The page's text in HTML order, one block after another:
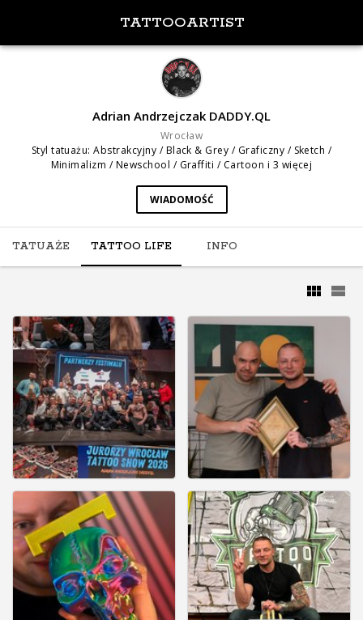
TATTOOARTIST
Adrian Andrzejczak DADDY.QL
Wrocław
Styl tatuażu: Abstrakcyjny / Black & Grey / Graficzny / Sketch /
Minimalizm / Newschool / Graffiti / Cartoon i 3 więcej
WIADOMOŚĆ
TATUAŻE TATTOO LIFE INFO